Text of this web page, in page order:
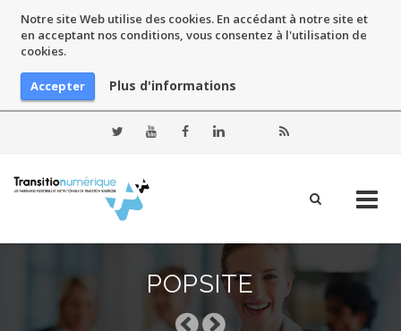
Notre site Web utilise des cookies. En accédant à notre site et
en acceptant nos conditions, vous consentez à l'utilisation de
cookies.
Accepter Plus d'informations
POPSITE